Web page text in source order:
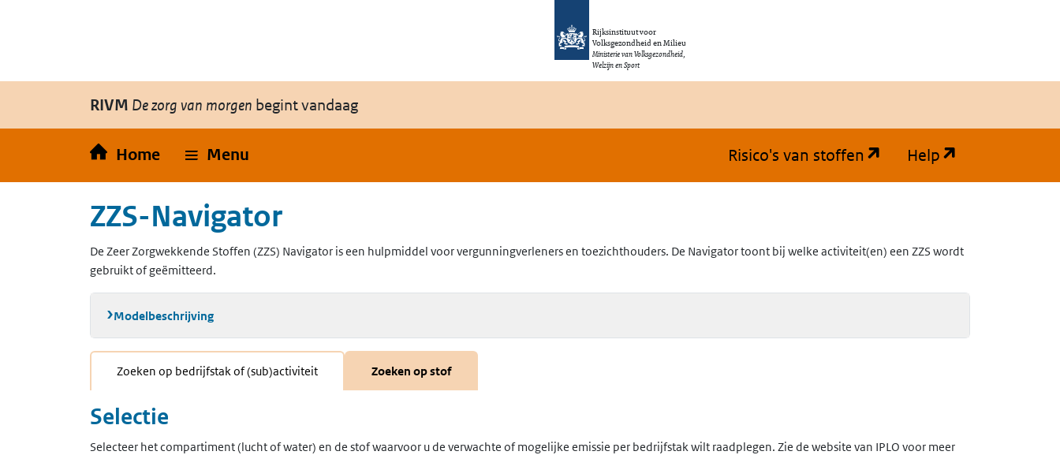
Rijksinstituut voor
Volksgezondheid en Milieu
Ministerie van Volksgezondheid,
Welzijn en Sport
RIVM De zorg van morgen begint vandaag
Home Menu Risico's van stoffen (opent in een nieuw
Help
ZZS-Navigator
De Zeer Zorgwekkende Stoffen (ZZS) Navigator is een hulpmiddel voor vergunningverleners en toezichthouders. De Navigator toont bij welke activiteit(en) een ZZS wordt
gebruikt of geëmitteerd.
Modelbeschrijving
Zoeken op bedrijfstak of (sub)activiteit Zoeken op stof
Selectie
Selecteer het compartiment (lucht of water) en de stof waarvoor u de verwachte of mogelijke emissie per bedrijfstak wilt raadplegen. Zie de website van IPLO voor meer